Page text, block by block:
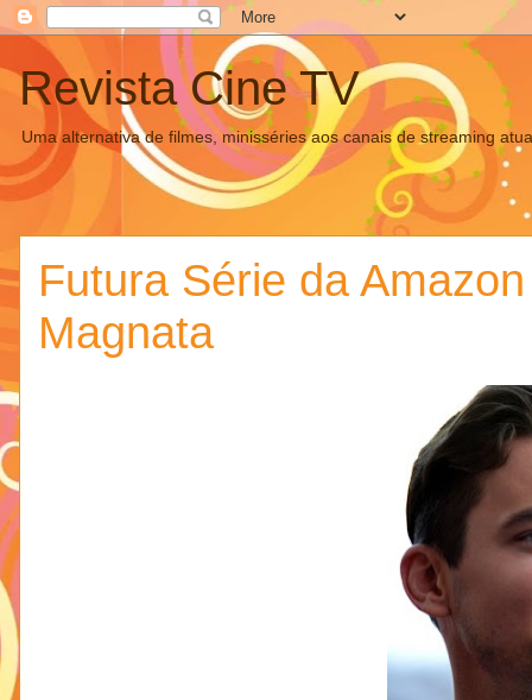
Revista Cine TV
Uma alternativa de filmes, minisséries aos canais de streaming
Futura Série da
Magnata